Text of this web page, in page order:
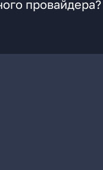
провайдера?